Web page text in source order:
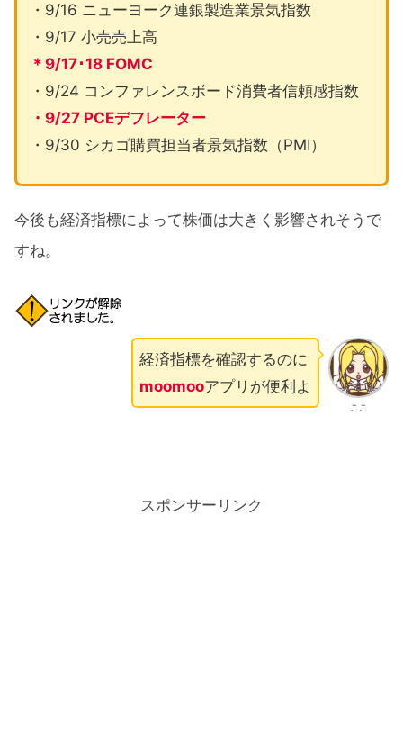
・9/16 ニューヨーク連銀製造業景気指数
・9/17 小売売上高
＊9/17･18 FOMC
・9/24 コンファレンスボード消費者信頼感指数
・9/27 PCEデフレーター
・9/30 シカゴ購買担当者景気指数（PMI）
今後も経済指標によって株価は大きく影響されそうで
すね。
ここ
経済指標を確認するのに
moomooアプリが便利よ
スポンサーリンク